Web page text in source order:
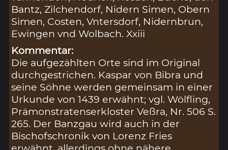
Bantz, Zilchendorf, Nidern Simen, Obern
Simen, Costen, Vntersdorf, Nidernbrun,
Ewingen vnd Wolbach. Xxiii
Kommentar:
Die aufgezählten Orte sind im Original
durchgestrichen. Kaspar von Bibra und
seine Söhne werden gemeinsam in einer
Urkunde von 1439 erwähnt; vgl. Wölfling,
Prämonstratenserkloster Veßra, Nr. 506 S.
265. Der Banzgau wird auch in der
Bischofschronik von Lorenz Fries